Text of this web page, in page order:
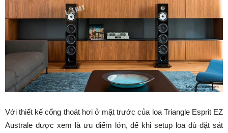
Với thiết kế cổng thoát hơi ở mặt trước của loa Triangle Esprit EZ
Australe được xem là ưu điểm lớn, để khi setup loa dù đặt sát